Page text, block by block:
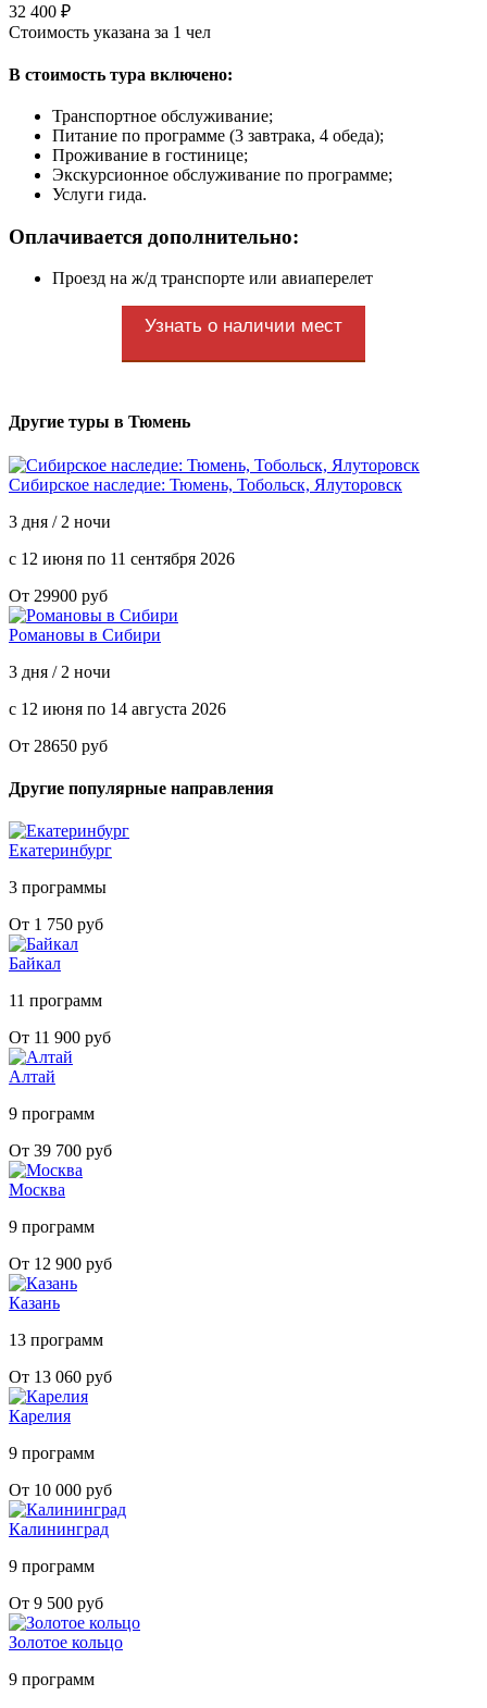
32 400 ₽
Стоимость указана за 1 чел
В стоимость тура включено:
Транспортное обслуживание;
Питание по программе (3 завтрака, 4 обеда);
Проживание в гостинице;
Экскурсионное обслуживание по программе;
Услуги гида.
Оплачивается дополнительно:
Проезд на ж/д транспорте или авиаперелет
Узнать о наличии мест
Другие туры в Тюмень
Сибирское наследие: Тюмень, Тобольск, Ялуторовск
3 дня / 2 ночи
c 12 июня по 11 сентября 2026
От 29900 руб
Романовы в Сибири
3 дня / 2 ночи
с 12 июня по 14 августа 2026
От 28650 руб
Другие популярные направления
Екатеринбург
3 программы
От 1 750 руб
Байкал
11 программ
От 11 900 руб
Алтай
9 программ
От 39 700 руб
Москва
9 программ
От 12 900 руб
Казань
13 программ
От 13 060 руб
Карелия
9 программ
От 10 000 руб
Калининград
9 программ
От 9 500 руб
Золотое кольцо
9 программ